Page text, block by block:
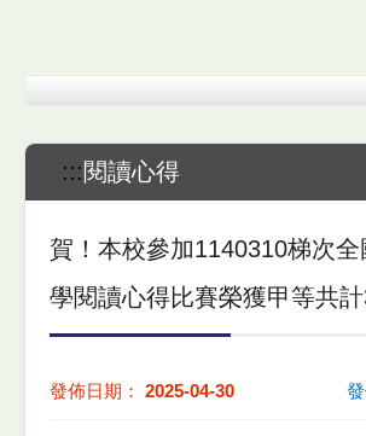
:::閱讀心得
賀！本校參加1140310梯次全
學閱讀心得比賽榮獲甲等共
發佈日期： 2025-04-30